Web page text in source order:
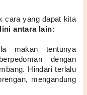
cara yang dapat kita
antara lain:
makan tentunya
dengan
Hindari terlalu
mengandung